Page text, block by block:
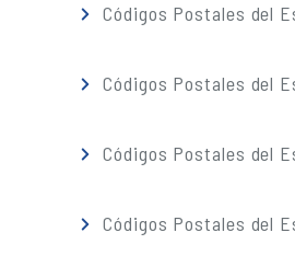
Códigos Postales del
Códigos Postales del
Códigos Postales del
Códigos Postales del